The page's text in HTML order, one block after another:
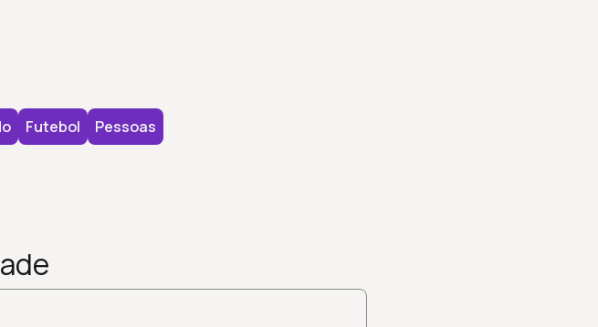
Futebol Pessoas